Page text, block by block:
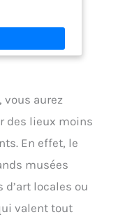
vous aurez
des lieux moins
En effet, le
musées
locales ou
valent tout